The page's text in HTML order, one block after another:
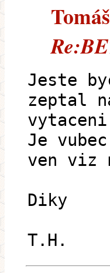
Jeste
zeptal
vytaceni
Je
ven viz
Diky
T.H.